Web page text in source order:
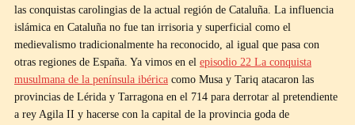
las conquistas carolingias de la actual región de Cataluña. La influencia
islámica en Cataluña no fue tan irrisoria y superficial como el
medievalismo tradicionalmente ha reconocido, al igual que pasa con
otras regiones de España. Ya vimos en el episodio 22 La conquista
musulmana de la península ibérica como Musa y Tariq atacaron las
provincias de Lérida y Tarragona en el 714 para derrotar al pretendiente
a rey Agila II y hacerse con la capital de la provincia goda de